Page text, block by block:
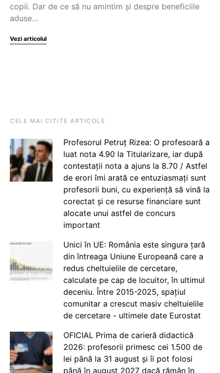
copii. Dar de ce să nu amintim și despre beneficiile
aduse…
Vezi articolul
CELE MAI CITITE ARTICOLE
Profesorul Petruț Rizea: O profesoară a
luat nota 4.90 la Titularizare, iar după
contestații nota a ajuns la 8.70 / Astfel
de erori îmi arată ce entuziasmați sunt
profesorii buni, cu experiență să vină la
corectat și ce resurse financiare sunt
alocate unui astfel de concurs
important
Unici în UE: România este singura țară
din întreaga Uniune Europeană care a
redus cheltuielile de cercetare,
calculate pe cap de locuitor, în ultimul
deceniu. Între 2015-2025, spațiul
comunitar a crescut masiv cheltuielile
de cercetare - ultimele date Eurostat
OFICIAL Prima de carieră didactică
2026: profesorii primesc cei 1.500 de
lei până la 31 august și îi pot folosi
până în august 2027 dacă rămân în